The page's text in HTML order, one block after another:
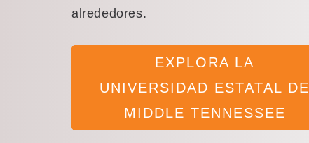
alrededores.
EXPLORA LA
UNIVERSIDAD ESTATAL DE
MIDDLE TENNESSEE